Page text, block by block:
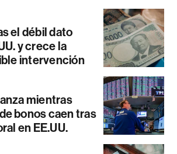
el débil dato
y crece la
intervención
mientras
bonos caen tras
en EE.UU.